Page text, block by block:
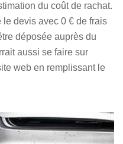
du coût de rachat.
le devis avec 0 € de frais
déposée auprès du
aussi se faire sur
web en remplissant le